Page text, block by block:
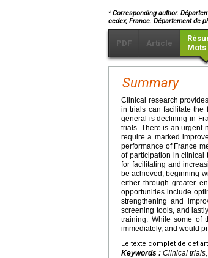
⁎Corresponding author.
cedex, France. Département de
PDF Article
Summary
Clinical research
in trials can facilitate the
general is declining in
trials. There is an urgent
require a marked
performance of France
of participation in clinical
for facilitating and
be achieved, beginning
either through greater
opportunities include
strengthening and
screening tools, and
training. While some of
immediately, and would
Le texte complet de cet
Keywords : Clinical